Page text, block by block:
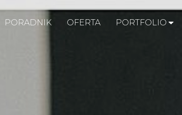
PORADNIK OFERTA PORTFOLIO